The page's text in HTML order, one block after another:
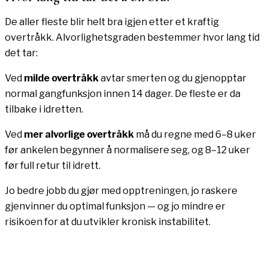
De aller fleste blir helt bra igjen etter et kraftig
overtråkk. Alvorlighetsgraden bestemmer hvor lang tid
det tar:
Ved milde overtråkkavtar smerten og du gjenopptar
normal gangfunksjon innen 14 dager. De fleste er da
tilbake i idretten.
Ved mer alvorlige overtråkk må du regne med 6–8 uker
før ankelen begynner å normalisere seg, og 8–12 uker
før full retur til idrett.
Jo bedre jobb du gjør med opptreningen, jo raskere
gjenvinner du optimal funksjon — og jo mindre er
risikoen for at du utvikler kronisk instabilitet.